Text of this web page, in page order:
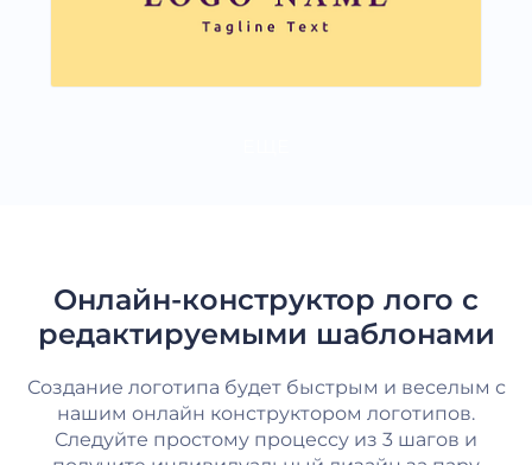
Онлайн-конструктор лого с
редактируемыми шаблонами
Создание логотипа будет быстрым и веселым с
нашим онлайн конструктором логотипов.
Следуйте простому процессу из 3 шагов и